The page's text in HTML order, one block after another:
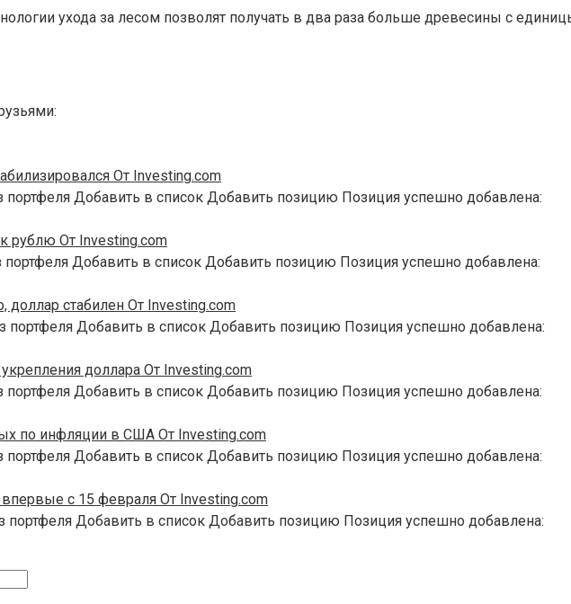
ухода за лесом позволят получать в два раза больше древесины с
От Investing.com
портфеля Добавить в список Добавить позицию Позиция успешно добавлена:
рублю От Investing.com
портфеля Добавить в список Добавить позицию Позиция успешно добавлена:
стабилен От Investing.com
портфеля Добавить в список Добавить позицию Позиция успешно добавлена:
доллара От Investing.com
портфеля Добавить в список Добавить позицию Позиция успешно добавлена:
по инфляции в США От Investing.com
портфеля Добавить в список Добавить позицию Позиция успешно добавлена:
с 15 февраля От Investing.com
портфеля Добавить в список Добавить позицию Позиция успешно добавлена: